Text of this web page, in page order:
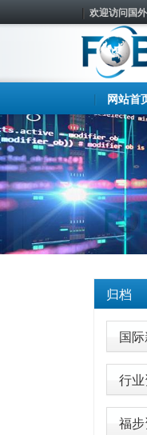
欢迎访问国
网站首
归档
国
行
福